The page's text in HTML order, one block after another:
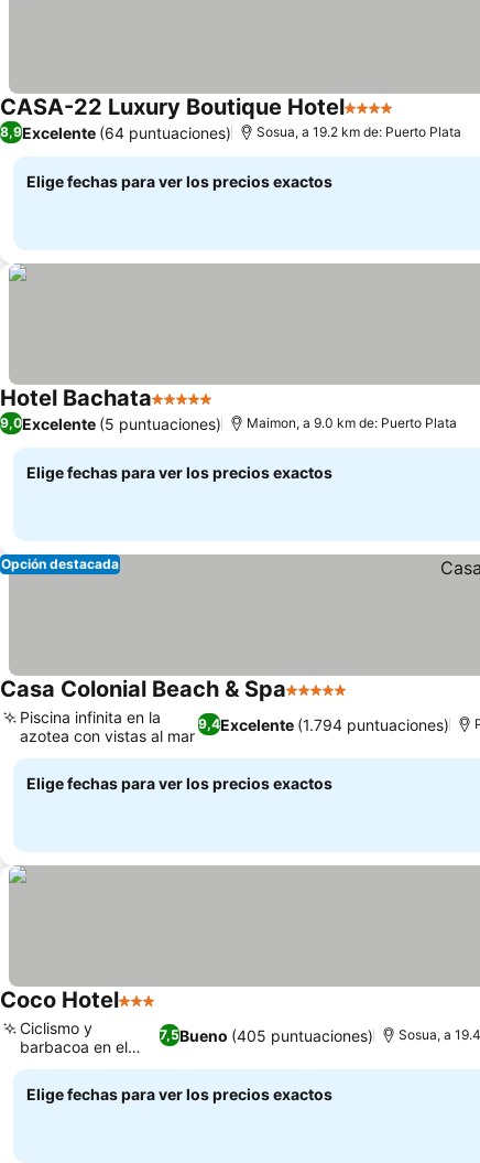
CASA-22 Luxury Boutique Hotel4 Estrellas
8,9Excelente (64 puntuaciones) Sosua, a 19.2 km de: Puerto Plata
Elige fechas para ver los precios exactos
Hotel Bachata5 EstrellasVer precios
9,0Excelente (5 puntuaciones) Maimon, a 9.0 km de: Puerto Plata
Elige fechas para ver los precios exactos
Opción destacada
Casa Colonial Beach & Spa5 Estrellas
9,4Excelente (1.794 puntuaciones)
Piscina infinita en la
azotea con vistas al mar
Elige fechas para ver los precios exactos
Coco Hotel3 Estrellas
7,5Bueno (405 puntuaciones)
Ciclismo y
barbacoa en el
hotel
Sosua, a
Elige fechas para ver los precios exactos